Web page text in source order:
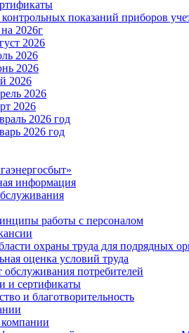
показаний приборов
2026г
2026
2026
2026
2026
2026
2026
2026 год
2026 год
информация
работы с персоналом
охраны труда для подрядных
оценка условий труда
обслуживания потребителей
и сертификаты
и благотворительность